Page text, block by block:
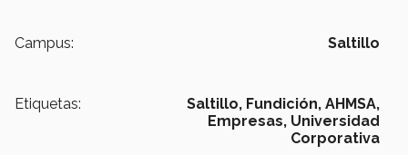
Campus: Saltillo
Etiquetas: Saltillo, Fundición, AHMSA,
Empresas, Universidad
Corporativa